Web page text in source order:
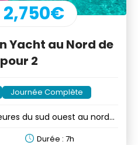
2,750€
Yacht au Nord de
2
Journée Complète
du sud ouest au nord
Durée : 7h